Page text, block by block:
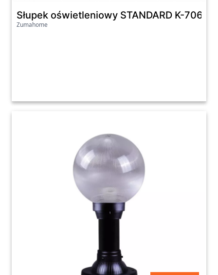
Słupek oświetleniowy STANDARD K-
Zumahome